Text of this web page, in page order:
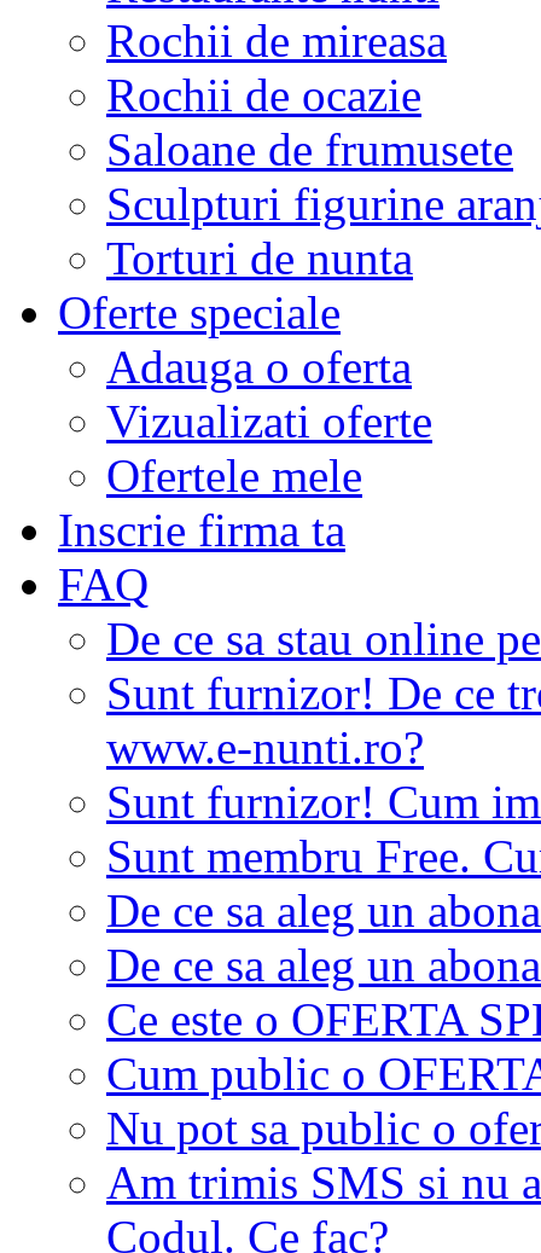
Rochii de mireasa
Rochii de ocazie
Saloane de frumusete
Sculpturi figurine
Torturi de nunta
Oferte speciale
Adauga o oferta
Vizualizati oferte
Ofertele mele
Inscrie firma ta
FAQ
De ce sa stau online
Sunt furnizor! De ce
www.e-nunti.ro?
Sunt furnizor! Cum
Sunt membru Free.
De ce sa aleg un
De ce sa aleg un
Ce este o OFERTA
Cum public o
Nu pot sa public o
Am trimis SMS si nu
Codul. Ce fac?